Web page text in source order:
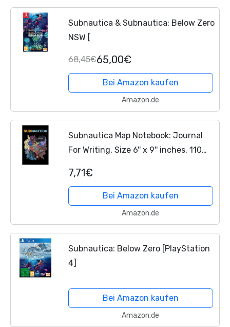
Subnautica & Subnautica: Below Zero
NSW [
68,45€65,00€
Bei Amazon kaufen
Amazon.de
Subnautica Map Notebook: Journal
For Writing, Size 6'' x 9'' inches, 110
Soft Cover
7,71€
Bei Amazon kaufen
Amazon.de
Subnautica: Below Zero [PlayStation
4]
Bei Amazon kaufen
Amazon.de